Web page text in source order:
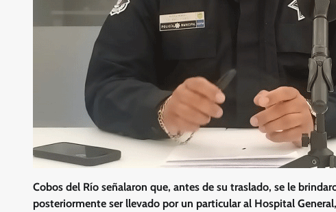
Cobos del Río señalaron que, antes de su traslado, se le
posteriormente ser llevado por un particular al Hospital